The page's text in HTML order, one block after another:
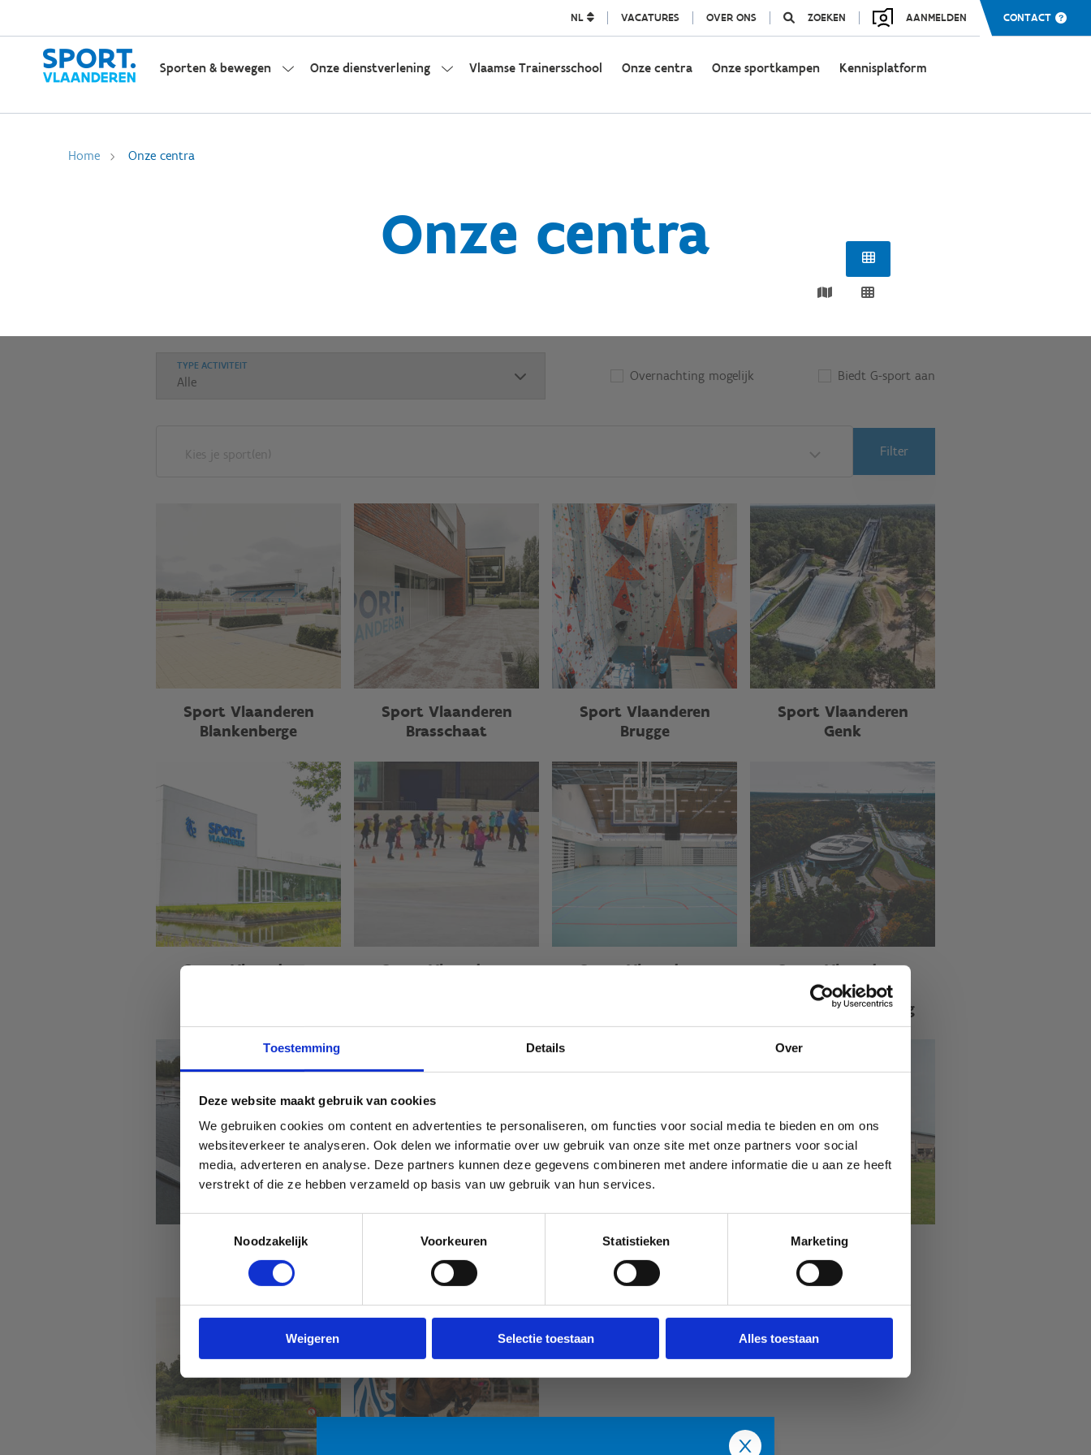
Toestemming Details Over
Deze website maakt gebruik van cookies
We gebruiken cookies om content en advertenties te personaliseren, om functies voor social media te bieden en om ons
websiteverkeer te analyseren. Ook delen we informatie over uw gebruik van onze site met onze partners voor social
media, adverteren en analyse. Deze partners kunnen deze gegevens combineren met andere informatie die u aan ze heeft
verstrekt of die ze hebben verzameld op basis van uw gebruik van hun services.
Toestemmingsselectie
Noodzakelijk
Voorkeuren Statistieken Marketing
Weigeren Selectie toestaan Alles toestaan
NL VACATURES OVER ONS ZOEKEN AANMELDEN CONTACT
Sporten & bewegen Onze dienstverlening Vlaamse Trainersschool Onze centra Onze sportkampen Kennisplatform
Home Onze centra
Onze centra
TYPE ACTIVITEIT
Overnachting mogelijk Biedt G-sport aan
Kies je sport(en) Filter
Sport Vlaanderen
Blankenberge
Sport Vlaanderen
Brasschaat
Sport Vlaanderen
Brugge
Sport Vlaanderen
Genk
Sport Vlaanderen
Sport Vlaanderen
Sport Vlaanderen
Sport Vlaanderen
Heusden-Zolder
Velodroom Limburg
Sport Vlaanderen
Hofstade
Sport Vlaanderen
Liedekerke
Sport Vlaanderen
Nieuwpoort
Sport Vlaanderen
Waregem